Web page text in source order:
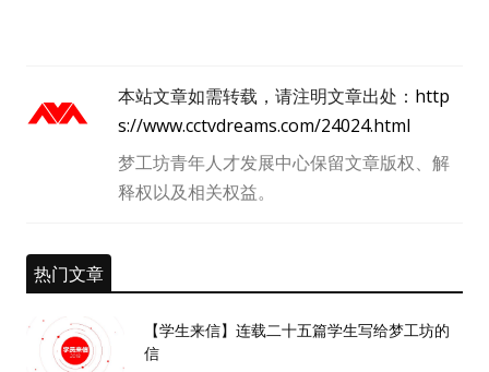
本站文章如需转载，请注明文章出处： http
s://www.cctvdreams.com/24024.html
梦工坊青年人才发展中心保留文章版权、解
释权以及相关权益。
热门文章
【学生来信】连载二十五篇学生写给梦工坊的
信